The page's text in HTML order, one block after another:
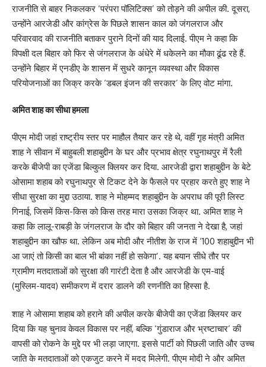
राजनीति से बाहर निकलकर ‘परंपरा पॉलिटिक्स’ को तोड़ने की अपील की. दूसरा,
उन्होंने आरजेडी और कांग्रेस के पिछले शासन काल को जंगलराज और
परिवारवाद की राजनीति बताकर पुराने दिनों की याद दिलाई. पीएम ने कहा कि
विपक्षी दल बिहार को फिर से जंगलराज के अंधेरे में धकेलने का मौका ढूंढ रहे हैं.
उन्होंने बिहार में एनडीए के शासन में सुधरे कानून व्यवस्था और विकास
परियोजनाओं का जिक्र करके ‘डबल इंजन की सरकार’ के लिए वोट मांगा.
अमित शाह का सीधा हमला
पीएम मोदी जहां राष्ट्रीय स्तर पर माहौल तैयार कर रहे थे, वहीं गृह मंत्री अमित
शाह ने सीवान में बाहुबली शहाबुद्दीन के घर और प्रभाव क्षेत्र रघुनाथपुर में रैली
करके बीजेपी का एजेंडा बिल्कुल क्लियर कर दिया. आरजेडी द्वारा शहाबुद्दीन के बेटे
ओसामा शहाब को रघुनाथपुर से टिकट देने के फैसले पर प्रहार करते हुए शाह ने
सीधा सुरक्षा का मुद्दा उठाया. शाह ने मोहम्मद शहाबुद्दीन के अपराध की पूरी लिस्ट
गिनाई, जिसमें किस-किस को किस तरह मारा उसका जिक्र था. अमित शाह ने
कहा कि लालू-राबड़ी के जंगलराज के दौर को बिहार की जनता ने देखा है, जहां
शहाबुद्दीन का खौफ था. लेकिन अब मोदी और नीतीश के राज में ‘100 शहाबुद्दीन भी
आ जाएं तो किसी का बाल भी बांका नहीं हो सकेगा’. यह बयान सीधे तौर पर
ग्रामीण मतदाताओं को सुरक्षा की गारंटी देता है और आरजेडी के एम-वाई
(मुस्लिम-यादव) समीकरण में दरार डालने की रणनीति का हिस्सा है.
शाह ने ओसामा शहाब को हराने की अपील करके बीजेपी का एजेंडा क्लियर कर
दिया कि यह चुनाव केवल विकास पर नहीं, बल्कि ‘गुंडाराज और भ्रष्टाचार’ की
वापसी को रोकने के मुद्दे पर भी लड़ा जाएगा. इससे पार्टी को पिछली जाति और उच्च
जाति के मतदाताओं को एकजुट करने में मदद मिलेगी. पीएम मोदी ने और अमित